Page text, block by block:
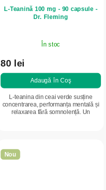
L-Teanină 100 mg - 90 capsule -
Dr. Fleming
În stoc
80 lei
Adaugă în Coş
L-teanina din ceai verde susține
concentrarea, performanța mentală și
relaxarea fără somnolență. Un
Nou